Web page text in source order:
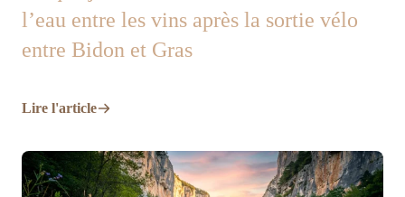
l’eau entre les vins après la sortie vélo
entre Bidon et Gras
Lire l'article